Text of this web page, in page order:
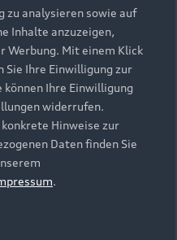
zu analysieren sowie auf
Inhalte anzuzeigen,
Werbung. Mit einem Klick
Ihre Einwilligung zur
können Ihre Einwilligung
widerrufen.
Hinweise zur
Daten finden Sie
.